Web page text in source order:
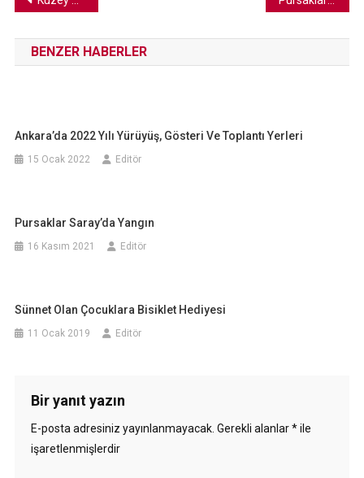
gezinmesi
BENZER HABERLER
Ankara’da 2022 Yılı Yürüyüş, Gösteri Ve Toplantı Yerleri
15 Ocak 2022 Editör
Pursaklar Saray’da Yangın
16 Kasım 2021 Editör
Sünnet Olan Çocuklara Bisiklet Hediyesi
11 Ocak 2019 Editör
Bir yanıt yazın
E-posta adresiniz yayınlanmayacak. Gerekli alanlar*ile
işaretlenmişlerdir